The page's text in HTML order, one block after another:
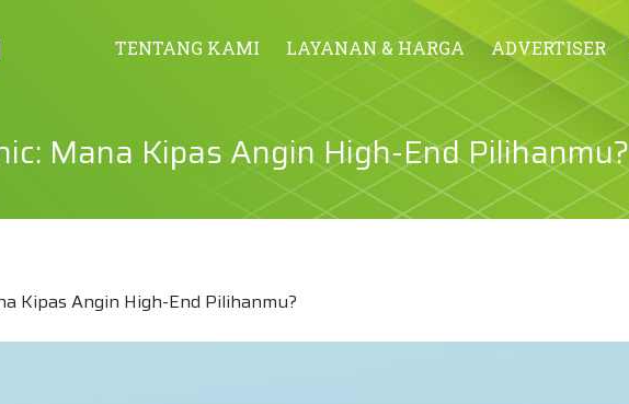
TENTANG KAMI LAYANAN & HARGA ADVERTISER
Mana Kipas Angin High-End Pilihanmu?
Kipas Angin High-End Pilihanmu?